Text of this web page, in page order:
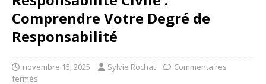
Comprendre Votre Degré de
Responsabilité
novembre 15, 2025 Sylvie Rochat
Commentaires
fermés